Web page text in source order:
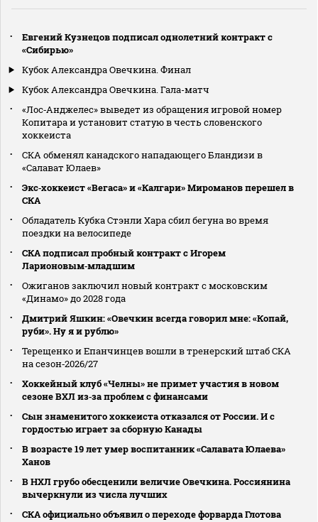
Евгений Кузнецов подписал однолетний контракт с
«Сибирью»
Кубок Александра Овечкина. Финал
Кубок Александра Овечкина. Гала-матч
«Лос‑Анджелес» выведет из обращения игровой номер
Копитара и установит статую в честь словенского
хоккеиста
СКА обменял канадского нападающего Бландизи в
«Салават Юлаев»
Экс‑хоккеист «Вегаса» и «Калгари» Мироманов перешел в
СКА
Обладатель Кубка Стэнли Хара сбил бегуна во время
поездки на велосипеде
СКА подписал пробный контракт с Игорем
Ларионовым‑младшим
Ожиганов заключил новый контракт с московским
«Динамо» до 2028 года
Дмитрий Яшкин: «Овечкин всегда говорил мне: «Копай,
руби». Ну я и рублю»
Терещенко и Епанчинцев вошли в тренерский штаб СКА
на сезон‑2026/27
Хоккейный клуб «Челны» не примет участия в новом
сезоне ВХЛ из‑за проблем с финансами
Сын знаменитого хоккеиста отказался от России. И с
гордостью играет за сборную Канады
В возрасте 19 лет умер воспитанник «Салавата Юлаева»
Ханов
В НХЛ грубо обесценили величие Овечкина. Россиянина
вычеркнули из числа лучших
СКА официально объявил о переходе форварда Глотова